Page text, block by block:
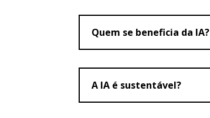
Quem se beneficia da IA?
A IA é sustentável?